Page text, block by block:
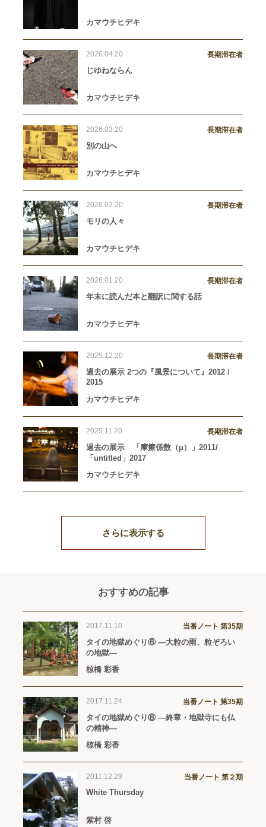
カマウチヒデキ
2026.04.20 長期滞在者
じゆねならん
カマウチヒデキ
2026.03.20 長期滞在者
別の山へ
カマウチヒデキ
2026.02.20 長期滞在者
モリの人々
カマウチヒデキ
2026.01.20 長期滞在者
年末に読んだ本と翻訳に関する話
カマウチヒデキ
2025.12.20 長期滞在者
過去の展示 2つの『風景について』2012 /
2015
カマウチヒデキ
2025.11.20 長期滞在者
過去の展示 「摩擦係数（μ）」2011/
「untitled」2017
カマウチヒデキ
さらに表示する
おすすめの記事
2017.11.10 当番ノート 第35期
タイの地獄めぐり⑥ ―大粒の雨、粒ぞろい
の地獄―
椋橋 彩香
2017.11.24 当番ノート 第35期
タイの地獄めぐり⑧ ―終章・地獄寺にも仏
の精神―
椋橋 彩香
2011.12.29 当番ノート 第２期
White Thursday
紫村 啓